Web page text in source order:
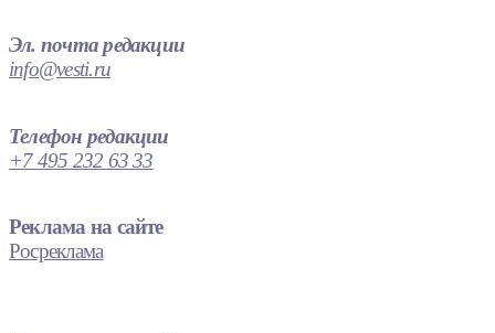
Эл. почта редакции
info@vesti.ru
Телефон редакции
+7 495 232 63 33
Реклама на сайте
Росреклама